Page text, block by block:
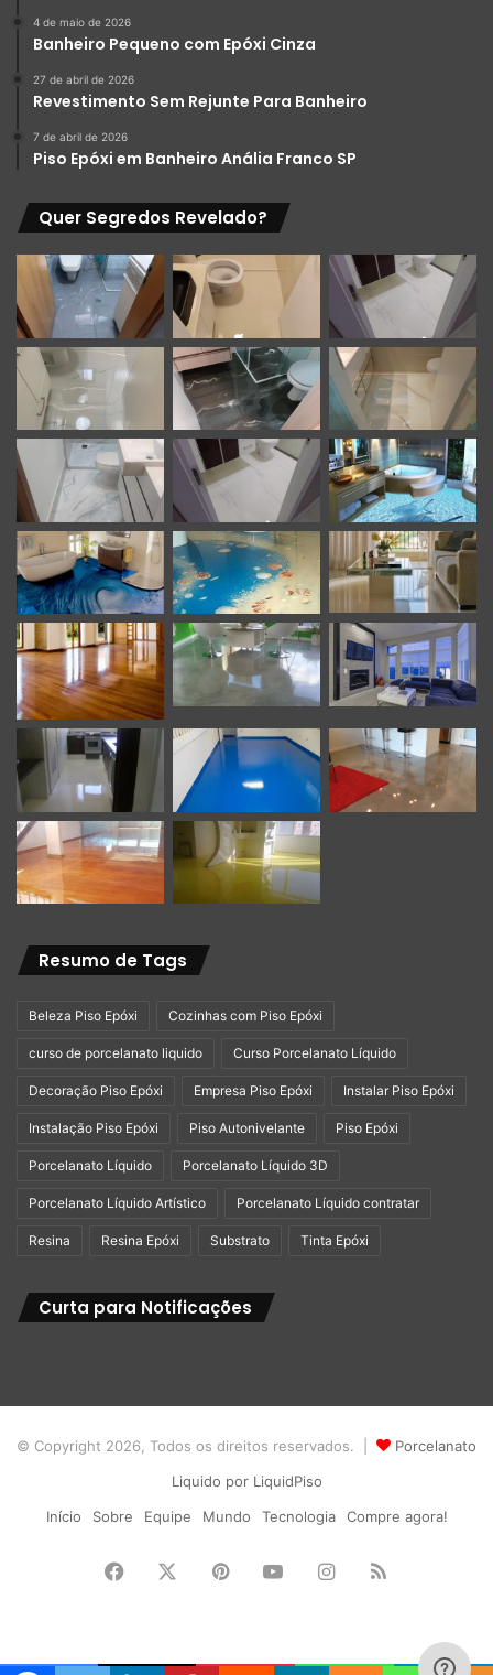
4 de maio de 2026
Banheiro Pequeno com Epóxi Cinza
27 de abril de 2026
Revestimento Sem Rejunte Para Banheiro
7 de abril de 2026
Piso Epóxi em Banheiro Anália Franco SP
Quer Segredos Revelado?
Resumo de Tags
Beleza Piso Epóxi Cozinhas com Piso Epóxi
curso de porcelanato liquido Curso Porcelanato Líquido
Decoração Piso Epóxi Empresa Piso Epóxi Instalar Piso Epóxi
Instalação Piso Epóxi Piso Autonivelante Piso Epóxi
Porcelanato Líquido Porcelanato Líquido 3D
Porcelanato Líquido Artístico Porcelanato Líquido contratar
Resina Resina Epóxi Substrato Tinta Epóxi
Curta para Notificações
© Copyright 2026, Todos os direitos reservados. |
Porcelanato
Liquido por LiquidPiso
Início
Sobre Equipe Mundo Tecnologia Compre agora!
Facebook PinterestYouTubeInstagram
RSS